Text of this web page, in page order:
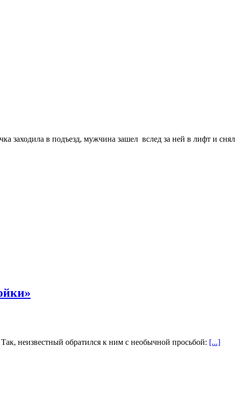
заходила в подъезд, мужчина зашел вслед за ней в лифт и снял
неизвестный обратился к ним с необычной просьбой: [...]